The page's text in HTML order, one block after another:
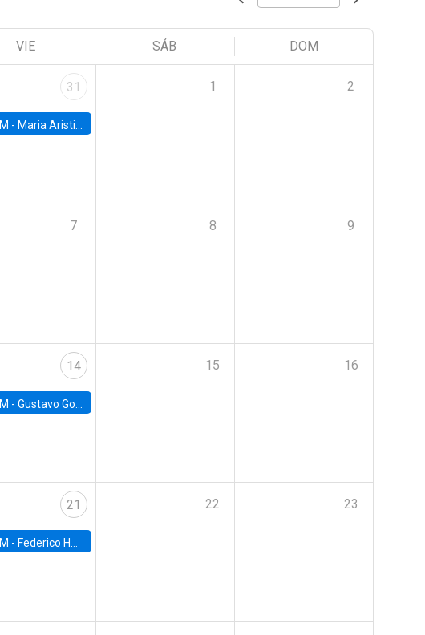
VIE SÁB DOM
31
- Maria Aristizabal-Ramirez, FED Board
1 2
7 8 9
14
- Gustavo González - Banco Central de Chile
15 16
21
- Federico Huneeus - Banco Central de Chile
22 23